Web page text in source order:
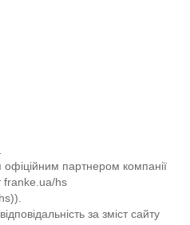
офіційним партнером компанії
franke.ua/hs
за зміст сайту